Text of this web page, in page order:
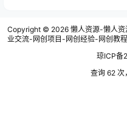
Copyright © 2026 懒人资源-懒人
业交流-网创项目-网创经验-网创教程
琼ICP备
查询 62